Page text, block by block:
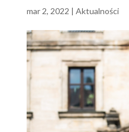
mar 2, 2022 | Aktualności